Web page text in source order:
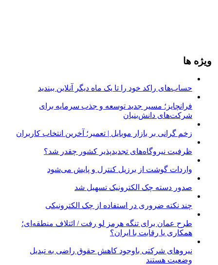
ویژه ها
حساب‌های راکد خود را تا یک ماه دیگر آنلاین ببندید
فرانچایز؛ مسیر جدید توسعه و جذب سرمایه برای
شرکت‌های دانش‌بنیان
زخم گرانی بر بازار موبایل | تعمیر؛ آخرین انتخاب کاربران
ظرفیت نیروگاه‌های تجدیدپذیر کشور چقدر شد؟
واردات گوشت از برزیل کنترل و پایش می‌شود
صدور دسته چک الکترونیک تسهیل شد
چند نکته ضروری در استفاده از چک الکترونیکی
طرح عمان برای تنگه هرمز لو رفت / ائتلاف منطقه‌ای؛
همکاری یا رقابت با ایران؟
نیروهای شرکتی باوجود کاهش حقوق راضی به تبدیل
وضعیت هستند